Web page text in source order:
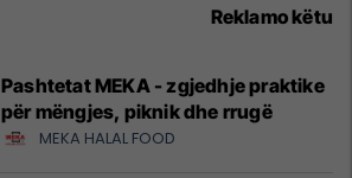
Reklamo këtu
Pashtetat MEKA - zgjedhje praktike
për mëngjes, piknik dhe rrugë
MEKA HALAL FOOD